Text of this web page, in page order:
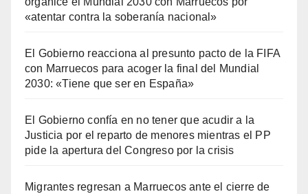
«atentar contra la soberanía nacional»
El Gobierno reacciona al presunto pacto de la FIFA
con Marruecos para acoger la final del Mundial
2030: «Tiene que ser en España»
El Gobierno confía en no tener que acudir a la
Justicia por el reparto de menores mientras el PP
pide la apertura del Congreso por la crisis
Migrantes regresan a Marruecos ante el cierre de